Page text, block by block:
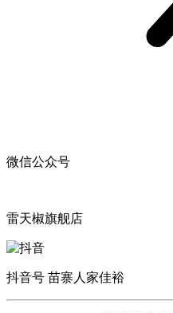
微信公众号
雷天椒旗舰店
抖音号 苗寨人家佳裕